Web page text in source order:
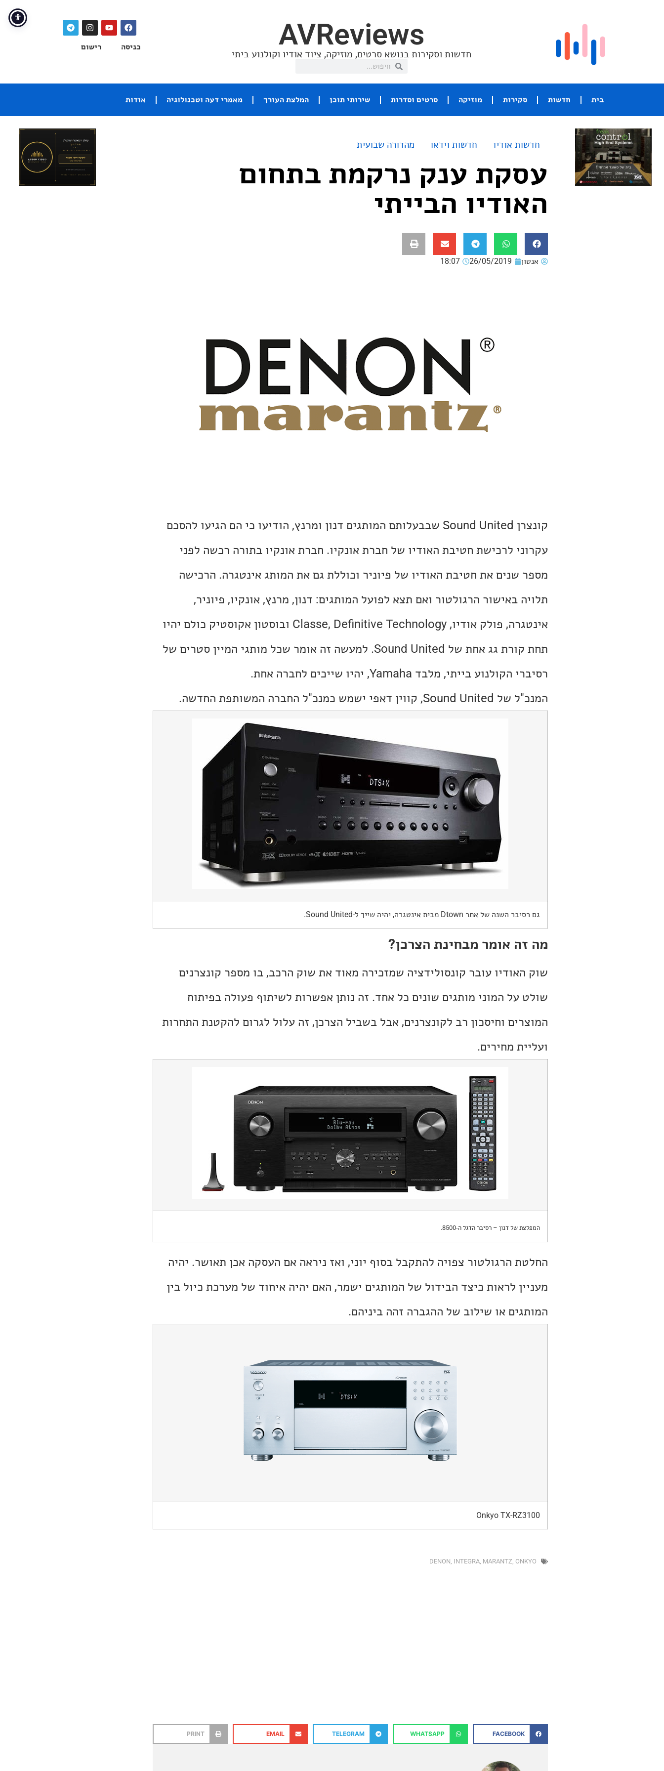
AVReviews
חדשות וסקירות בנושא סרטים, מוזיקה, ציוד אודיו וקולנוע ביתי
כניסה רישום
בית חדשות סקירות מוזיקה סרטים וסדרות שירותי תוכן המלצת העורך מאמרי דעה וטכנולוגיה אודות
חדשות אודיו חדשות וידאו מהדורה שבועית
עסקת ענק נרקמת בתחום
האודיו הבייתי
אנטון 26/05/2019
18:07
קונצרן Sound United שבבעלותם המותגים דנון ומרנץ, הודיעו כי הם הגיעו להסכם
עקרוני לרכישת חטיבת האודיו של חברת אונקיו. חברת אונקיו בתורה רכשה לפני
מספר שנים את חטיבת האודיו של פיוניר וכוללת גם את המותג אינטגרה. הרכישה
תלויה באישור הרגולטור ואם תצא לפועל המותגים: דנון, מרנץ, אונקיו, פיוניר,
אינטגרה, פולק אודיו, Classe, Definitive Technology ובוסטון אקוסטיק כולם יהיו
תחת קורת גג אחת של Sound United. למעשה זה אומר שכל מותגי המיין סטרים של
רסיברי הקולנוע בייתי, מלבד Yamaha, יהיו שייכים לחברה אחת.
המנכ"ל של Sound United, קווין דאפי ישמש כמנכ"ל החברה המשותפת החדשה.
גם רסיבר השנה של אתר Dtown מבית אינטגרה, יהיה שייך ל-Sound United.
מה זה אומר מבחינת הצרכן?
שוק האודיו עובר קונסולידציה שמזכירה מאוד את שוק הרכב, בו מספר קונצרנים
שולט על המוני מותגים שונים כל אחד. זה נותן אפשרות לשיתוף פעולה בפיתוח
המוצרים וחיסכון רב לקונצרנים, אבל בשביל הצרכן, זה עלול לגרום להקטנת התחרות
ועליית מחירים.
המפלצת של דנון – רסיבר הדגל ה-8500.
החלטת הרגולטור צפויה להתקבל בסוף יוני, ואז ניראה אם העסקה אכן תאושר. יהיה
מעניין לראות כיצד הבידול של המותגים ישמר, האם יהיה איחוד של מערכת כיול בין
המותגים או שילוב של ההגברה זהה ביניהם.
Onkyo TX-RZ3100
DENON, INTEGRA, MARANTZ, ONKYO
FACEBOOK
WHATSAPP
TELEGRAM
EMAIL
PRINT